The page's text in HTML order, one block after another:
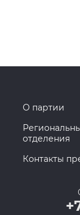
О партии
отделения
Контакты